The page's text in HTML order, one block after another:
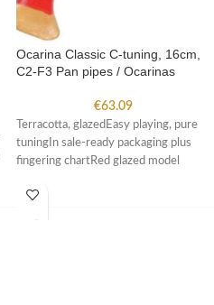
Ocarina Classic C-tuning, 16cm,
C2-F3 Pan pipes / Ocarinas
€63.09
Terracotta, glazedEasy playing, pure
tuningIn sale-ready packaging plus
fingering chartRed glazed model